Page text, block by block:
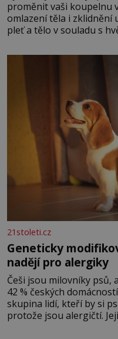
proměnit vaši koupelnu
omlazení těla i zklidnění
pleť a tělo v souladu s
povaze, ale i v
Ženy narozené ve
nesou žár, odvahu a
21stoleti.cz
Geneticky
nadějí pro alergiky
Češi jsou milovníky psů,
42 % českých
skupina lidí, kteří by si
protože jsou alergičtí.